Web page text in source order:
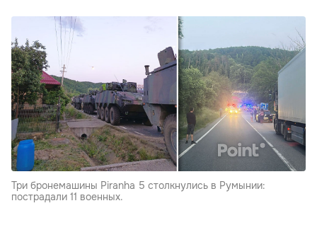
Три бронемашины Piranha 5 столкнулись в Румынии:
пострадали 11 военных.